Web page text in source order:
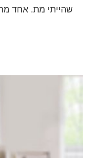
שהייתי מת. אחד